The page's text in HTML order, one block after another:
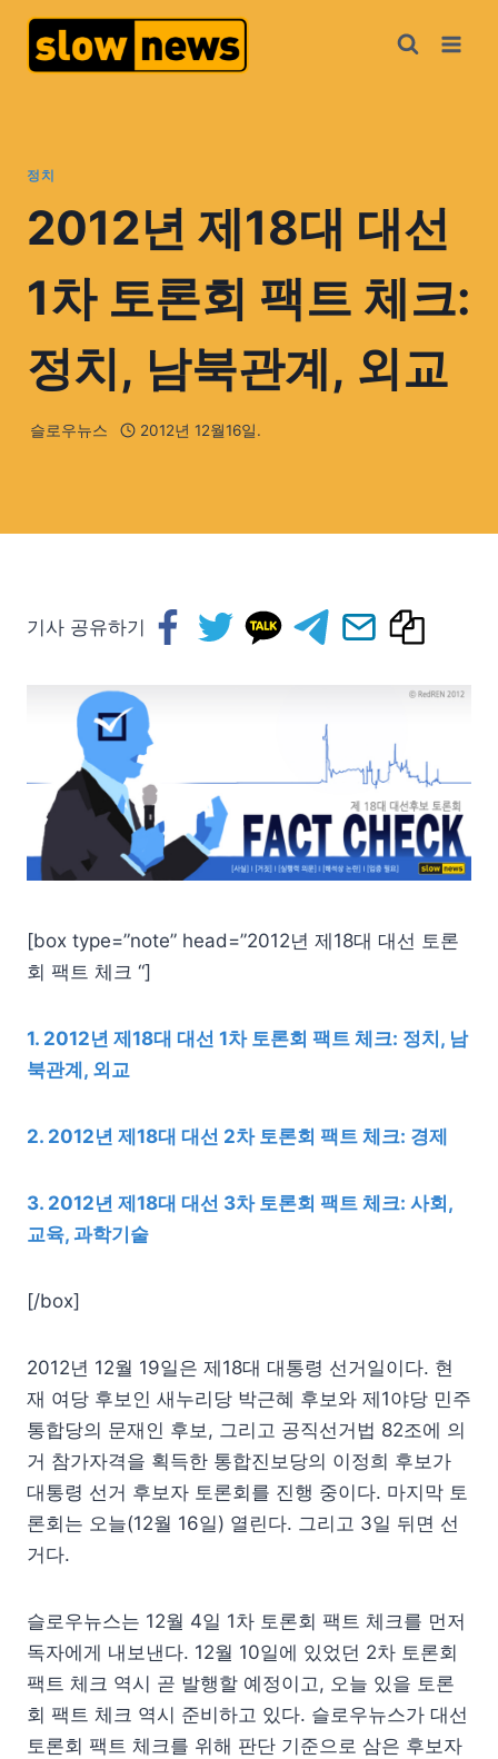
정치
2012년 제18대 대선
1차 토론회 팩트 체크:
정치, 남북관계, 외교
슬로우뉴스 2012년 12월16일.
기사 공유하기
[box type=”note” head=”2012년 제18대 대선 토론
회 팩트 체크 “]
1. 2012년 제18대 대선 1차 토론회 팩트 체크: 정치, 남
북관계, 외교
2. 2012년 제18대 대선 2차 토론회 팩트 체크: 경제
3. 2012년 제18대 대선 3차 토론회 팩트 체크: 사회,
교육, 과학기술
[/box]
2012년 12월 19일은 제18대 대통령 선거일이다. 현
재 여당 후보인 새누리당 박근혜 후보와 제1야당 민주
통합당의 문재인 후보, 그리고 공직선거법 82조에 의
거 참가자격을 획득한 통합진보당의 이정희 후보가
대통령 선거 후보자 토론회를 진행 중이다. 마지막 토
론회는 오늘(12월 16일) 열린다. 그리고 3일 뒤면 선
거다.
슬로우뉴스는 12월 4일 1차 토론회 팩트 체크를 먼저
독자에게 내보낸다. 12월 10일에 있었던 2차 토론회
팩트 체크 역시 곧 발행할 예정이고, 오늘 있을 토론
회 팩트 체크 역시 준비하고 있다. 슬로우뉴스가 대선
토론회 팩트 체크를 위해 판단 기준으로 삼은 후보자